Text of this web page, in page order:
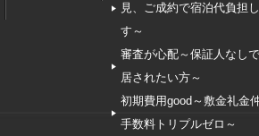
見、ご成約で宿泊代負担
す～
審査が心配～保証人なし
居されたい方～
初期費用good～敷金礼金
手数料トリプルゼロ～